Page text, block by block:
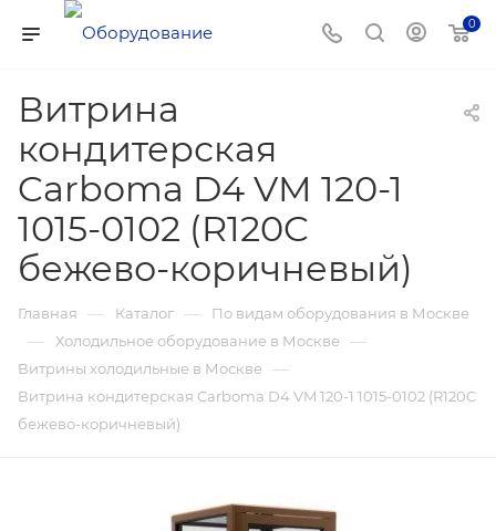
0
Витрина
кондитерская
Carboma D4 VM 120-1
1015-0102 (R120C
бежево-коричневый)
Главная — Каталог — По видам оборудования в Москве
— Холодильное оборудование в Москве —
Витрины холодильные в Москве —
Витрина кондитерская Carboma D4 VM 120-1 1015-0102 (R120C
бежево-коричневый)